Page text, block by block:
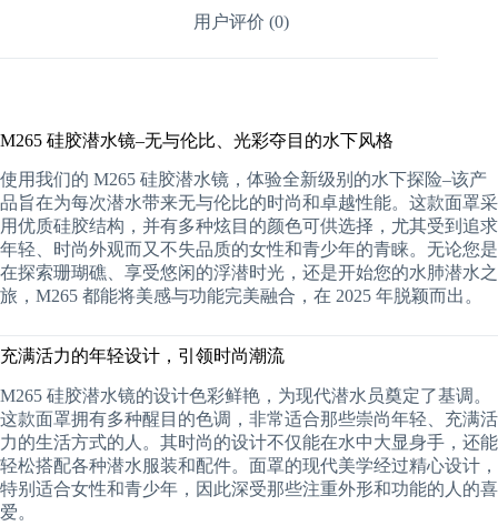
用户评价 (0)
M265 硅胶潜水镜–无与伦比、光彩夺目的水下风格
使用我们的 M265 硅胶潜水镜，体验全新级别的水下探险–该产
品旨在为每次潜水带来无与伦比的时尚和卓越性能。这款面罩采
用优质硅胶结构，并有多种炫目的颜色可供选择，尤其受到追求
年轻、时尚外观而又不失品质的女性和青少年的青睐。无论您是
在探索珊瑚礁、享受悠闲的浮潜时光，还是开始您的水肺潜水之
旅，M265 都能将美感与功能完美融合，在 2025 年脱颖而出。
充满活力的年轻设计，引领时尚潮流
M265 硅胶潜水镜的设计色彩鲜艳，为现代潜水员奠定了基调。
这款面罩拥有多种醒目的色调，非常适合那些崇尚年轻、充满活
力的生活方式的人。其时尚的设计不仅能在水中大显身手，还能
轻松搭配各种潜水服装和配件。面罩的现代美学经过精心设计，
特别适合女性和青少年，因此深受那些注重外形和功能的人的喜
爱。